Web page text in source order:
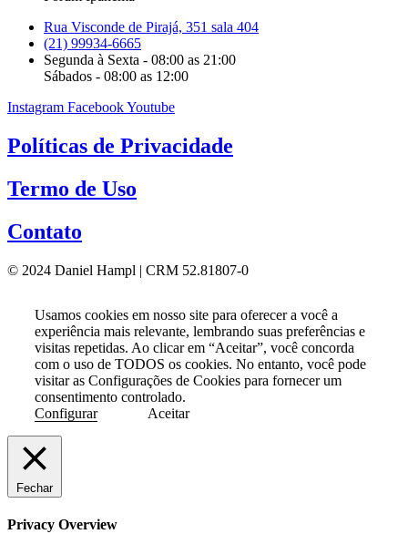
Rua Visconde de Pirajá, 351 sala 404
(21) 99934-6665
Segunda à Sexta - 08:00 as 21:00
Sábados - 08:00 as 12:00
Instagram FacebookYoutube
Políticas de Privacidade
Termo de Uso
Contato
© 2024 Daniel Hampl | CRM 52.81807-0
Usamos cookies em nosso site para oferecer a você a
experiência mais relevante, lembrando suas preferências e
visitas repetidas. Ao clicar em “Aceitar”, você concorda
com o uso de TODOS os cookies. No entanto, você pode
visitar as Configurações de Cookies para fornecer um
consentimento controlado.
Configurar
Aceitar
Fechar
Privacy Overview